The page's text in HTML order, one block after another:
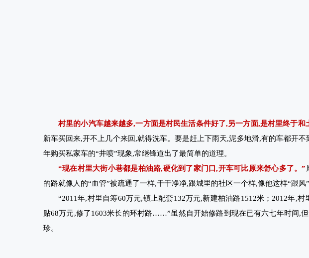
村里的小汽车越来越多,一方面是村民生活条件好了,另一方面,是村里终于和
新车买回来,开不上几个来回,就得洗车。要是赶上下雨天,泥多地滑,有的车都开
年购买私家车的“井喷”现象,常继锋道出了最简单的道理。
“现在村里大街小巷都是柏油路,硬化到了家门口,开车可比原来舒心多了。”
的路就像人的“血管”被疏通了一样,干干净净,跟城里的社区一个样,像他这样“跟风
“2011年,村里自筹60万元,镇上配套132万元,新建柏油路1512米；2012年,
贴68万元,修了1603米长的环村路……”虽然自开始修路到现在已有六七年时间,
珍。